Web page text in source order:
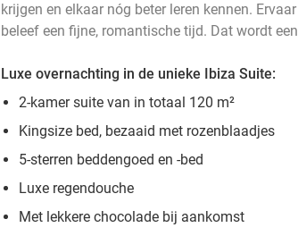
krijgen en elkaar nóg beter leren kennen.
beleef een fijne, romantische tijd. Dat wordt
Luxe overnachting in de unieke Ibiza Suite:
2-kamer suite van in totaal 120 m²
Kingsize bed, bezaaid met rozenblaadjes
5-sterren beddengoed en -bed
Luxe regendouche
Met lekkere chocolade bij aankomst